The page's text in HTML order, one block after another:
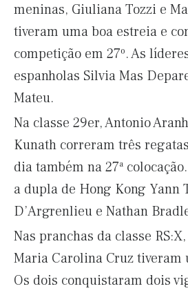
meninas, Giuliana Tozzi e
tiveram uma boa estreia e
competição em 27º. As
espanholas Silvia Mas
Mateu.
Na classe 29er, Antonio
Kunath correram três
dia também na 27ª
a dupla de Hong Kong Yann
D’Argrenlieu e Nathan
Nas pranchas da classe
Maria Carolina Cruz tiveram
Os dois conquistaram dois